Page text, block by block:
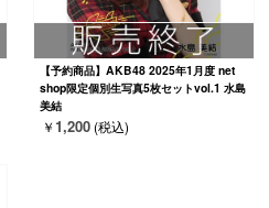
【予約商品】AKB48 2025年1月度 net
shop限定個別生写真5枚セットvol.1 水島
美結
￥ 1,200(税込)